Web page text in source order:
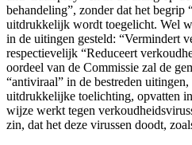
behandeling”, zonder dat het begrip
uitdrukkelijk wordt toegelicht. Wel
in de uitingen gesteld: “Vermindert
respectievelijk “Reduceert
oordeel van de Commissie zal de
“antiviraal” in de bestreden
uitdrukkelijke toelichting, opvatten
wijze werkt tegen
zin, dat het deze virussen doodt,